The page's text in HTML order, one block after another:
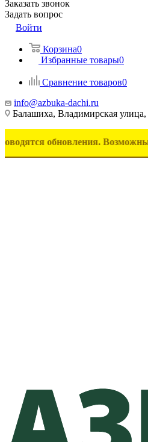
Заказать звонок
Задать вопрос
Войти
Корзина0
Избранные товары0
Сравнение товаров0
info@azbuka-dachi.ru
Балашиха, Владимирская улица,
Возможны